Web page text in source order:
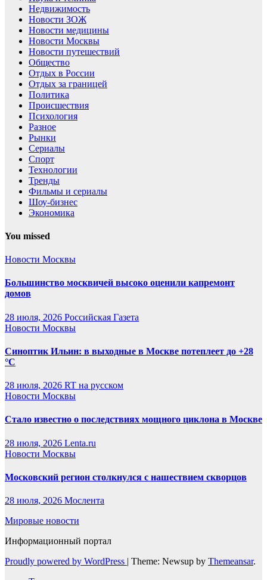
Недвижимость
Новости ЗОЖ
Новости медицины
Новости Москвы
Новости путешествий
Общество
Отдых в России
Отдых за границей
Политика
Происшествия
Психология
Разное
Рынки
Сериалы
Спорт
Технологии
Тренды
Фильмы и сериалы
Шоу-бизнес
Экономика
You missed
Новости Москвы
Большинство москвичей высоко оценили капремонт
домов
28 июля, 2026 Российская Газета
Новости Москвы
Синоптик Ильин: в выходные в Москве потеплеет до +28
°C
28 июля, 2026 RT на русском
Новости Москвы
Стало известно о последствиях мощного циклона в Москве
28 июля, 2026 Lenta.ru
Новости Москвы
Московский регион столкнулся с нашествием скворцов
28 июля, 2026 Мослента
Мировые новости
Информационный портал
Proudly powered by WordPress | Theme: Newsup by Themeansar.